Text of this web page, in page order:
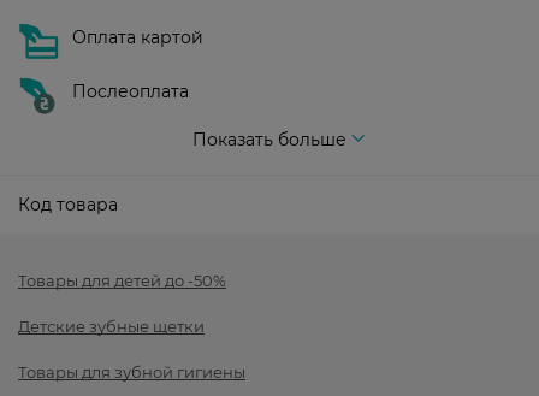
Оплата картой
Послеоплата
Показать больше
Код товара
Товары для детей до -50%
Детские зубные щетки
Товары для зубной гигиены